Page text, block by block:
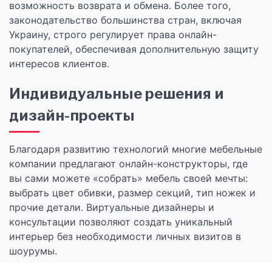
возможность возврата и обмена. Более того,
законодательство большинства стран, включая
Украину, строго регулирует права онлайн-
покупателей, обеспечивая дополнительную защиту
интересов клиентов.
Индивидуальные решения и
дизайн-проекты
Благодаря развитию технологий многие мебельные
компании предлагают онлайн-конструкторы, где
вы сами можете «собрать» мебель своей мечты:
выбрать цвет обивки, размер секций, тип ножек и
прочие детали. Виртуальные дизайнеры и
консультации позволяют создать уникальный
интерьер без необходимости личных визитов в
шоурумы.